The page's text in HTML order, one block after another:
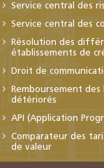
Service central des
Service central des
Résolution des
établissements de
Droit de
Remboursement
détériorés
API (Application
Comparateur des
de valeur